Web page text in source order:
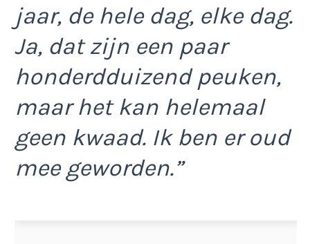
jaar, de hele dag, elke dag.
Ja, dat zijn een paar
honderdduizend peuken,
maar het kan helemaal
geen kwaad. Ik ben er oud
mee geworden.”